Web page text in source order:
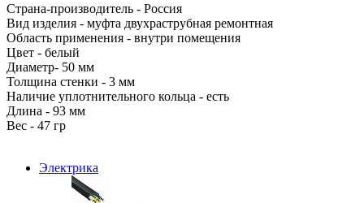
Страна-производитель - Россия
Вид изделия - муфта двухраструбная ремонтная
Область применения - внутри помещения
Цвет - белый
Диаметр- 50 мм
Толщина стенки - 3 мм
Наличие уплотнительного кольца - есть
Длина - 93 мм
Вес - 47 гр
Электрика